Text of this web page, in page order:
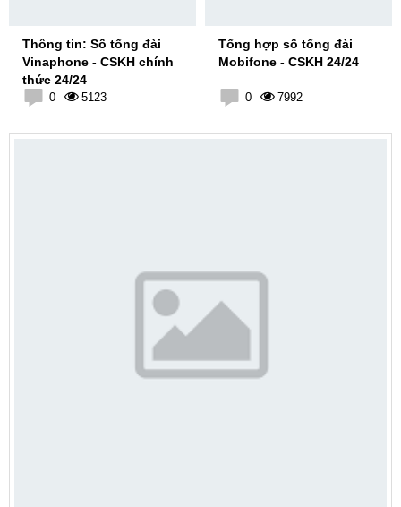
Thông tin: Số tổng đài
Vinaphone - CSKH chính
thức 24/24
0 5123
Tổng hợp số tổng đài
Mobifone - CSKH 24/24
0 7992